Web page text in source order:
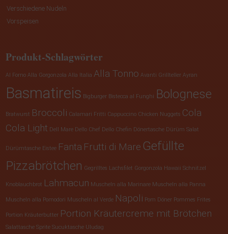
Verschiedene Nudeln
Vorspeisen
Produkt-Schlagwörter
Al Forno Alla Gorgonzola Alla Italia Alla Tonno Avanti Grillteller Ayran
Basmatireis Bigburger Bistecca al Funghi Bolognese
Bratwurst Broccoli Calamari Fritti Cappuccino Chicken Nuggets Cola
Cola Light Dell Mare Dello Chef Dello Chefin Dönertasche Dürüm Salat
Dürümtasche Eistee Fanta Frutti di Mare Gefüllte
Pizzabrötchen Gegrilltes Lachsfilet Gorgonzola Hawaii Schnitzel
Knoblauchbrot Lahmacun Muscheln alla Marinare Muscheln alla Panna
Muscheln alla Pomodori Muscheln al Verde Napoli Pom Döner Pommes Frites
Portion Kräuterbutter Portion Kräutercreme mit Brötchen
Salattasche Sprite Sucuktasche Uludag